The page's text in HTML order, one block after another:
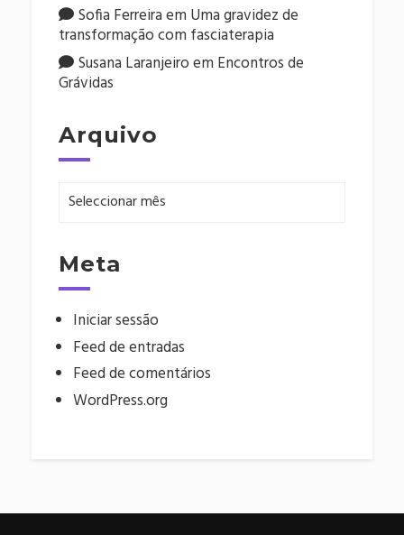
Sofia Ferreiraem Uma gravidez de
transformação com fasciaterapia
Susana Laranjeiroem Encontros de
Grávidas
Arquivo
Arquivo
Meta
Iniciar sessão
Feed de entradas
Feed de comentários
WordPress.org